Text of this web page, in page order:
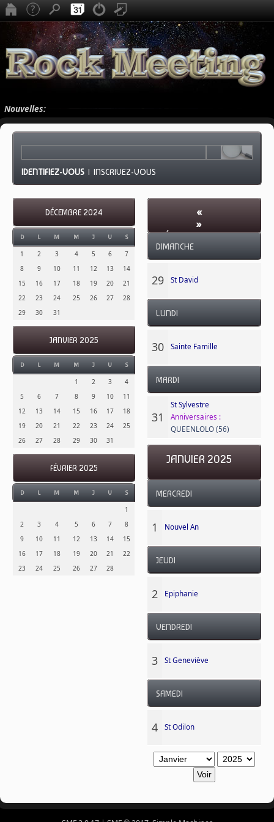
Nouvelles:
IDENTIFIEZ-VOUS |INSCRIVEZ-VOUS
DÉCEMBRE 2024
D L M M J V S
1 2 3 4 5 6
7
8
9 10 11 12 13
14
15
16 17 18 19 20
21
22
23 24 25 26 27
28
29
30 31
JANVIER 2025
D L M M J V S
1 2 3
4
5
6 7 8 9 10
11
12
13 14 15 16 17
18
19
20 21 22 23 24
25
26
27 28 29 30 31
FÉVRIER 2025
D L M M J V S
1
2
3 4 5 6 7
8
9
10 11 12 13 14
15
16
17 18 19 20 21
22
23
24 25 26 27 28
«
»
DÉCEMBRE 2024-
SEMAINE 53
DIMANCHE
29 St David
LUNDI
30 Sainte Famille
MARDI
31
St Sylvestre
Anniversaires :
QUEENLOLO (56)
JANVIER 2025
MERCREDI
1 Nouvel An
JEUDI
2 Epiphanie
VENDREDI
3 St Geneviève
SAMEDI
4 St Odilon